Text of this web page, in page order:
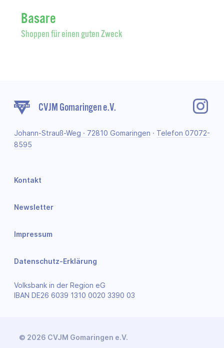
Basare
Shoppen für einen guten Zweck
CVJM Gomaringen e.V.
Johann-Strauß-Weg · 72810 Gomaringen · Telefon 07072-
8595
Volksbank in der Region eG
IBAN DE26 6039 1310 0020 3390 03
Kontakt
Newsletter
Impressum
Datenschutz-Erklärung
© 2026 CVJM Gomaringen e.V.